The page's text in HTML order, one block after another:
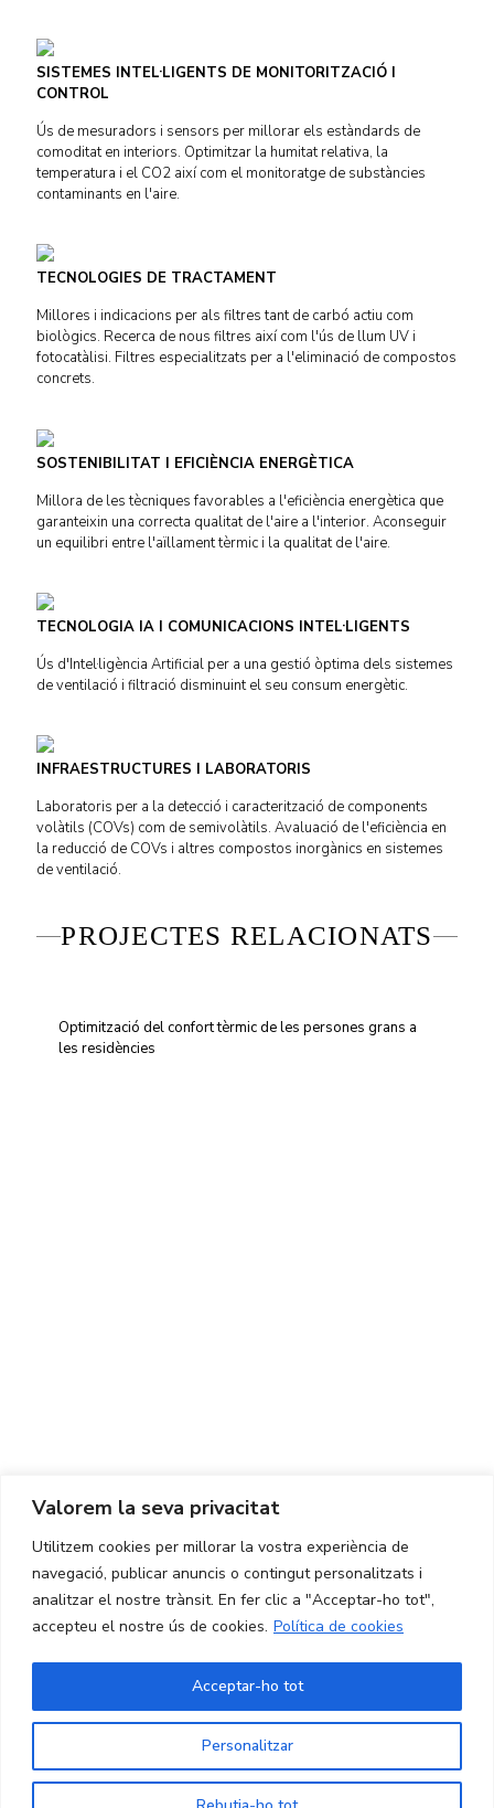
Valorem la seva privacitat
Utilitzem cookies per millorar la vostra experiència de
navegació, publicar anuncis o contingut personalitzats i
analitzar el nostre trànsit. En fer clic a "Acceptar-ho tot",
accepteu el nostre ús de cookies. Política de cookies
Personalitzar
Acceptar-ho tot
SISTEMES INTEL·LIGENTS DE MONITORITZACIÓ I
CONTROL
Ús de mesuradors i sensors per millorar els estàndards de
comoditat en interiors. Optimitzar la humitat relativa, la
temperatura i el CO2 així com el monitoratge de substàncies
contaminants en l'aire.
TECNOLOGIES DE TRACTAMENT
Millores i indicacions per als filtres tant de carbó actiu com
biològics. Recerca de nous filtres així com l'ús de llum UV i
fotocatàlisi. Filtres especialitzats per a l'eliminació de compostos
concrets.
SOSTENIBILITAT I EFICIÈNCIA ENERGÈTICA
Millora de les tècniques favorables a l'eficiència energètica que
garanteixin una correcta qualitat de l'aire a l'interior. Aconseguir
un equilibri entre l'aïllament tèrmic i la qualitat de l'aire.
TECNOLOGIA IA I COMUNICACIONS INTEL·LIGENTS
Ús d'Intel·ligència Artificial per a una gestió òptima dels sistemes
de ventilació i filtració disminuint el seu consum energètic.
INFRAESTRUCTURES I LABORATORIS
Laboratoris per a la detecció i caracterització de components
volàtils (COVs) com de semivolàtils. Avaluació de l'eficiència en
la reducció de COVs i altres compostos inorgànics en sistemes
de ventilació.
PROJECTES RELACIONATS
Optimització del confort tèrmic de les persones grans a
les residències
CONTACTE
Ed. K2M (Planta 1, Oficina 106)
C/ Jordi Girona 1-3
08034 Barcelona (Espanya)
+34 93 405 44 03